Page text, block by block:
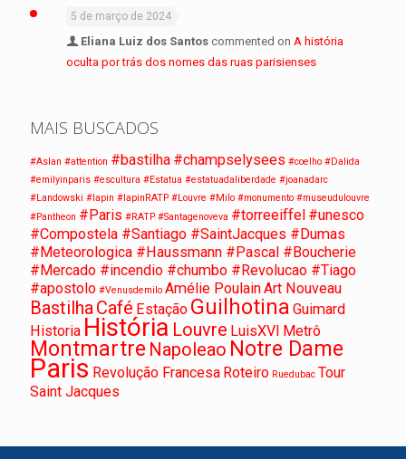
5 de março de 2024
Eliana Luiz dos Santos commented on A história
oculta por trás dos nomes das ruas parisienses
MAIS BUSCADOS
#Aslan #attention #bastilha #champselysees #coelho #Dalida
#emilyinparis #escultura #Estatua #estatuadaliberdade #joanadarc
#Landowski #lapin #lapinRATP #Louvre #Milo #monumento #museudulouvre
#Pantheon #Paris #RATP #Santagenoveva #torreeiffel #unesco
#Compostela #Santiago #SaintJacques #Dumas
#Meteorologica #Haussmann #Pascal #Boucherie
#Mercado #incendio #chumbo #Revolucao #Tiago
#apostolo #Venusdemilo Amélie PoulainArt Nouveau
BastilhaCafé Estação Guilhotina Guimard
Historia História Louvre LuisXVI Metrô
Montmartre Napoleao Notre Dame
Paris Revolução Francesa Roteiro Ruedubac Tour
Saint Jacques